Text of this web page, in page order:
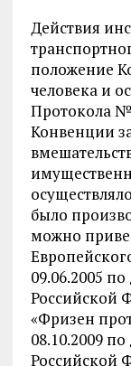
Действия
положение
человека и
Протокола №
Конвенции
было
можно
09.06.2005
Российской
«Фризен
08.10.2009
Российской